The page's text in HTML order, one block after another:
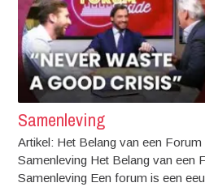
Samenleving
Artikel: Het Belang van een
Samenleving Het Belang van een
Samenleving Een forum is een